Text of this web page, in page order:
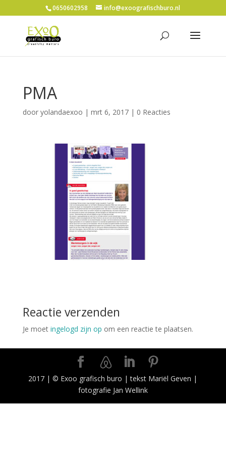
0650602958 info@exoografischburo.nl
PMA
door yolandaexoo | mrt 6, 2017| 0 Reacties
Reactie verzenden
Je moet ingelogd zijn op om een reactie te plaatsen.
2017 | © Exoo grafisch buro | tekst Mariël Geven |
fotografie Jan Wellink